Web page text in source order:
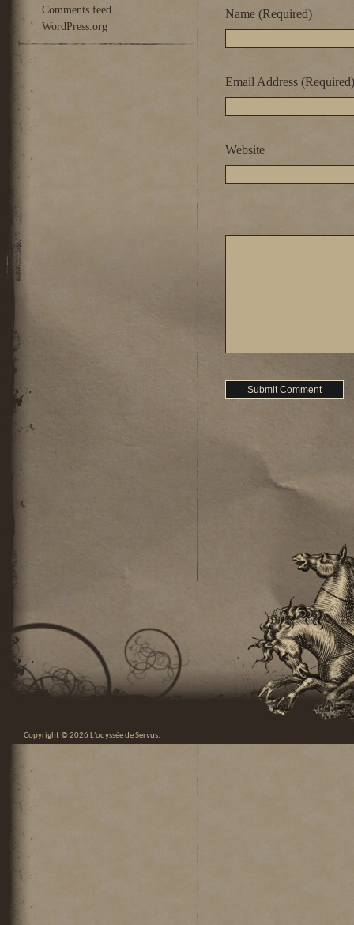
Comments feed
WordPress.org
Name (Required)
Email Address (Required)
Website
Copyright © 2026 L'odyssée de Servus.